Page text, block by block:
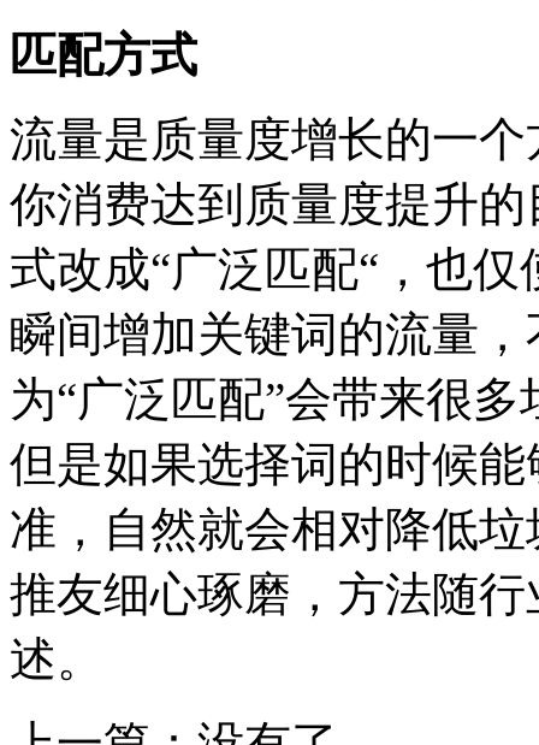
匹配方式
流量是质量度增长的一
你消费达到质量度提升
式改成“广泛匹配“，也
瞬间增加关键词的流量
为“广泛匹配”会带来很
但是如果选择词的时候
准，自然就会相对降低
推友细心琢磨，方法随
述。